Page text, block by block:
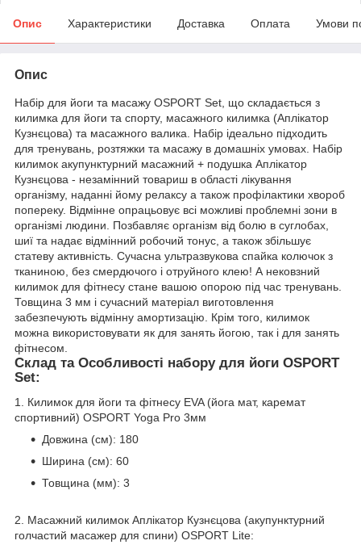
Опис Характеристики Доставка Оплата Умови
Опис
Набір для йоги та масажу OSPORT Set, що складається з
килимка для йоги та спорту, масажного килимка (Аплікатор
Кузнєцова) та масажного валика. Набір ідеально підходить
для тренувань, розтяжки та масажу в домашніх умовах. Набір
килимок акупунктурний масажний + подушка Аплікатор
Кузнєцова - незамінний товариш в області лікування
організму, наданні йому релаксу а також профілактики хвороб
попереку. Відмінне опрацьовує всі можливі проблемні зони в
організмі людини. Позбавляє організм від болю в суглобах,
шиї та надає відмінний робочий тонус, а також збільшує
статеву активність. Сучасна ультразвукова спайка колючок з
тканиною, без смердючого і отруйного клею! А нековзний
килимок для фітнесу стане вашою опорою під час тренувань.
Товщина 3 мм і сучасний матеріал виготовлення
забезпечують відмінну амортизацію. Крім того, килимок
можна використовувати як для занять йогою, так і для занять
фітнесом.
Склад та Особливості набору для йоги OSPORT
Set:
1. Килимок для йоги та фітнесу EVA (йога мат, каремат
спортивний) OSPORT Yoga Pro 3мм
Довжина (см): 180
Ширина (см): 60
Товщина (мм): 3
2. Масажний килимок Аплікатор Кузнєцова (акупунктурний
голчастий масажер для спини) OSPORT Lite: